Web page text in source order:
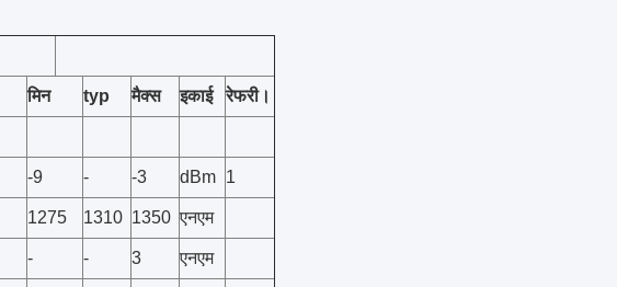
मिन typ मैक्स इकाई रेफरी।
-9 - -3 dBm 1
1275 1310 1350 एनएम
- - 3 एनएम